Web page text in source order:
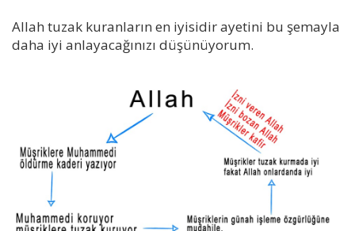
Allah tuzak kuranların en iyisidir ayetini bu şemayla
daha iyi anlayacağınızı düşünüyorum.